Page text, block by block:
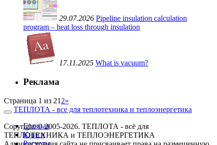
29.07.2026 Pipeline insulation calculation
program – heat loss through insulation
17.11.2025 What is vacuum?
Реклама
Страница 1 из 21 2»
ТЕПЛОТА - все для теплотехника и теплоэнергетика
Главная
Книги
Расчеты
Copyright © 2005-2026. ТЕПЛОТА - всё для
ТЕПЛОТЕХНИКА и ТЕПЛОЭНЕРГЕТИКА